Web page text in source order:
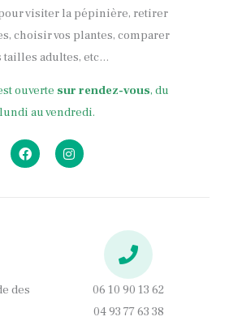
visiter la pépinière, retirer
choisir vos plantes, comparer
tailles adultes, etc…
ouverte sur rendez-vous, du
lundi au vendredi.
F
a
c
I
n
s
des
06 10 90 13 62
04 93 77 63 38